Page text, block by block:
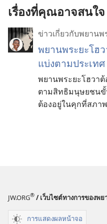
เรื่องที่คุณอาจสนใจ
ข่าวเกี่ยวกับพยาน
พยาน​พระ​ยะโฮ
แบ่ง​ตาม​ประเทศ
พยาน​พระ​ยะโฮวา​
ตาม​สิทธิ​มนุษยชน​ขั้
ต้อง​อยู่​ใน​คุก​ที่​สภา
JW.ORG® / เว็บไซต์ทางการของพย
การแสดงผลหน้าจอ